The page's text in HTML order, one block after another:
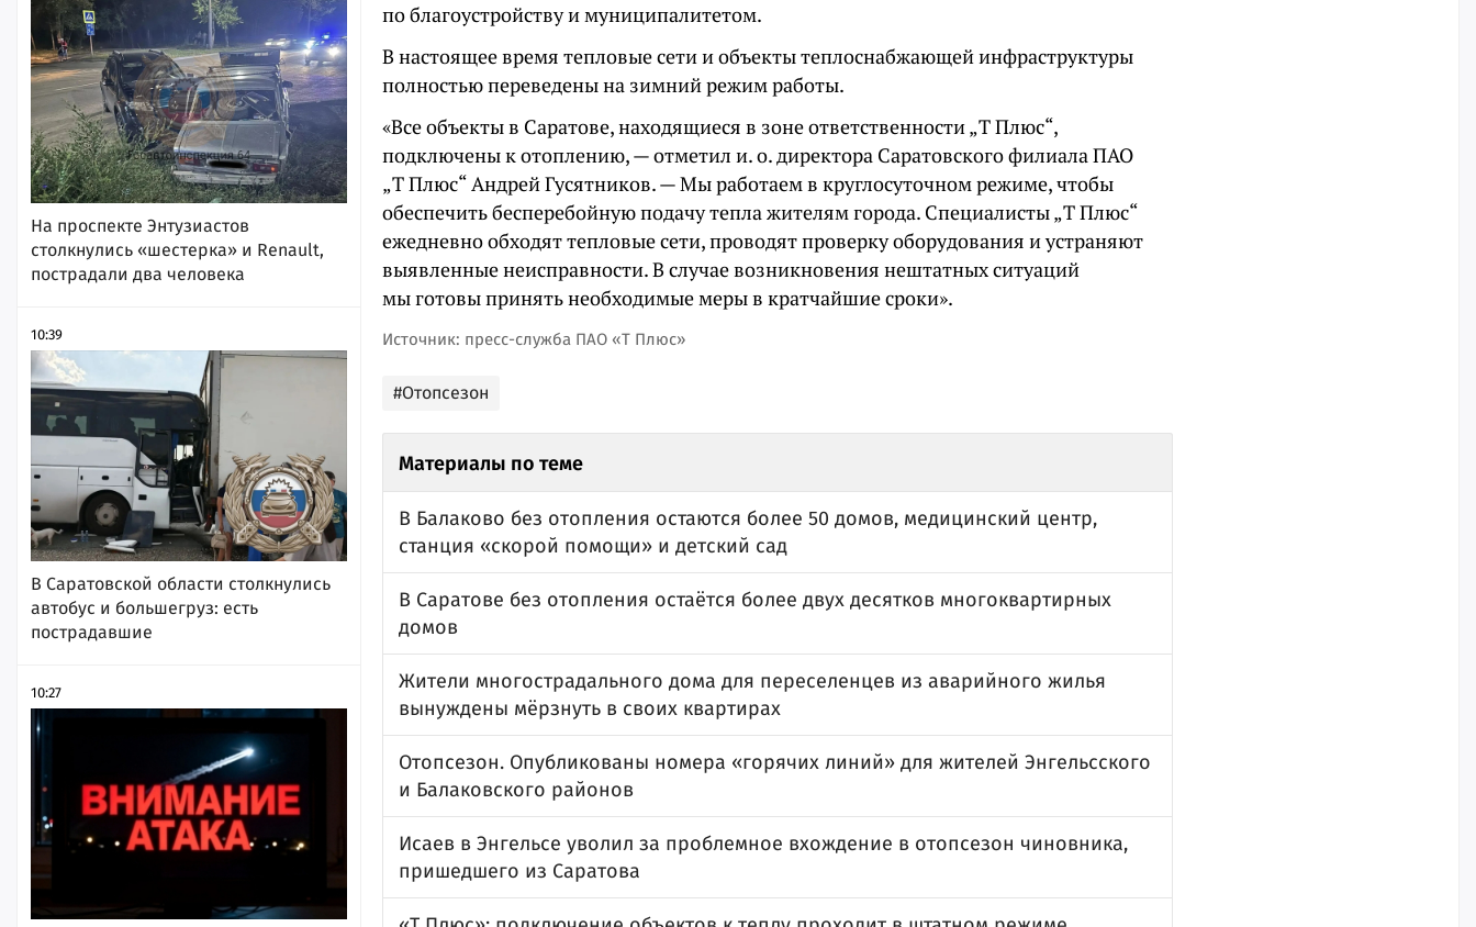
На проспекте Энтузиастов
столкнулись «шестерка» и Renault,
пострадали два человека
10:39
В Саратовской области столкнулись
автобус и большегруз: есть
пострадавшие
10:27
по благоустройству и муниципалитетом.
В настоящее время тепловые сети и объекты теплоснабжающей инфраструктуры
полностью переведены на зимний режим работы.
«Все объекты в Саратове, находящиеся в зоне ответственности „Т Плюс“,
подключены к отоплению, — отметил и. о. директора Саратовского филиала ПАО
„Т Плюс“ Андрей Гусятников. — Мы работаем в круглосуточном режиме, чтобы
обеспечить бесперебойную подачу тепла жителям города. Специалисты „Т Плюс“
ежедневно обходят тепловые сети, проводят проверку оборудования и устраняют
выявленные неисправности. В случае возникновения нештатных ситуаций
мы готовы принять необходимые меры в кратчайшие сроки».
Источник: пресс-служба ПАО «Т Плюс»
#Отопсезон
Материалы по теме
В Балаково без отопления остаются более 50 домов, медицинский центр,
станция «скорой помощи» и детский сад
В Саратове без отопления остаётся более двух десятков многоквартирных
домов
Жители многострадального дома для переселенцев из аварийного жилья
вынуждены мёрзнуть в своих квартирах
Отопсезон. Опубликованы номера «горячих линий» для жителей Энгельсского
и Балаковского районов
Исаев в Энгельсе уволил за проблемное вхождение в отопсезон чиновника,
пришедшего из Саратова